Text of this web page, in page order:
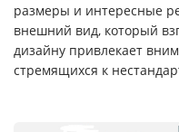
размеры и интересные
внешний вид, который
дизайну привлекает
стремящихся к